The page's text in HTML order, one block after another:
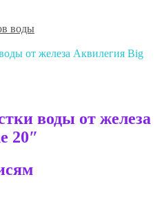
воды
от железа Аквилегия Big
воды от железа
20″